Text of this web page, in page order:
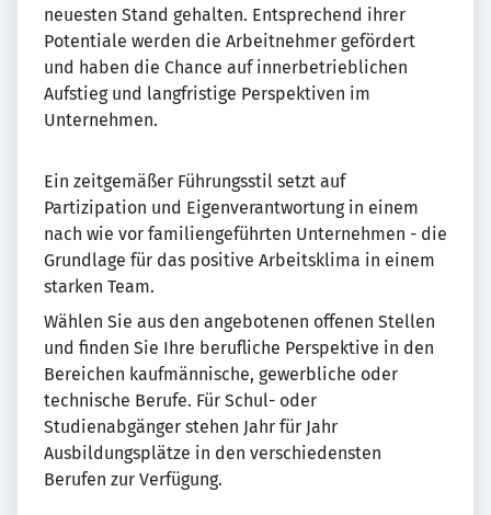
neuesten Stand gehalten. Entsprechend ihrer
Potentiale werden die Arbeitnehmer gefördert
und haben die Chance auf innerbetrieblichen
Aufstieg und langfristige Perspektiven im
Unternehmen.
Ein zeitgemäßer Führungsstil setzt auf
Partizipation und Eigenverantwortung in einem
nach wie vor familiengeführten Unternehmen - die
Grundlage für das positive Arbeitsklima in einem
starken Team.
Wählen Sie aus den angebotenen offenen Stellen
und finden Sie Ihre berufliche Perspektive in den
Bereichen kaufmännische, gewerbliche oder
technische Berufe. Für Schul- oder
Studienabgänger stehen Jahr für Jahr
Ausbildungsplätze in den verschiedensten
Berufen zur Verfügung.